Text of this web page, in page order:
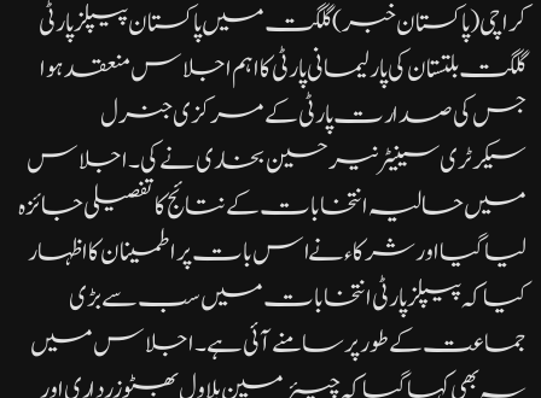
کراچی(پاکستان خبر)گلگت میں پاکستان پیپلز پارٹی
گلگت بلتستان کی پارلیمانی پارٹی کا اہم اجلاس منعقد ہوا
جس کی صدارت پارٹی کے مرکزی جنرل
سیکرٹری سینیٹر نیر حسین بخاری نے کی۔اجلاس
میں حالیہ انتخابات کے نتائج کا تفصیلی جائزہ
لیا گیا اور شرکاء نے اس بات پر اطمینان کا اظہار
کیا کہ پیپلز پارٹی انتخابات میں سب سے بڑی
جماعت کے طور پر سامنے آئی ہے۔اجلاس میں